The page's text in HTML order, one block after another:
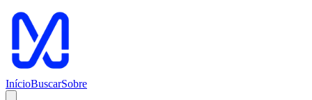
InícioBuscarSobre